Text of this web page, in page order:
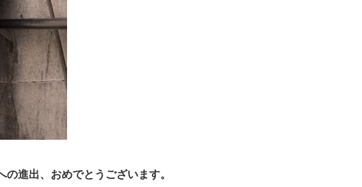
進出、おめでとうございます。